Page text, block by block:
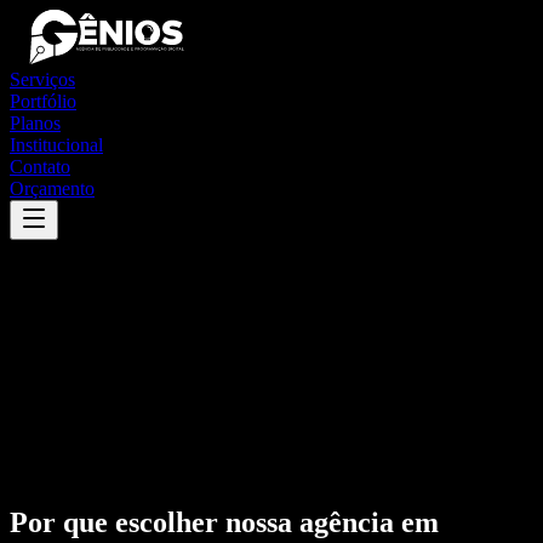
Serviços
Portfólio
Planos
Institucional
Contato
Orçamento
Por que escolher nossa agência em